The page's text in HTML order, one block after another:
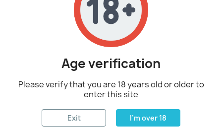
100 Ml Σε 100 Mg / Ml Βάσης...
favorite_border
Age verification
Please verify that you are 18 years old or older to
enter this site
Exit I'm over 18